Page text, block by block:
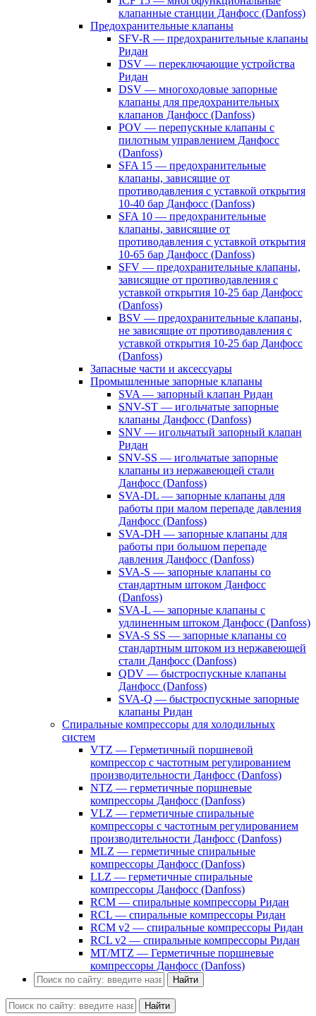
клапанные станции Данфосс (Danfoss)
Предохранительные клапаны
SFV-R — предохранительные клапаны
Ридан
DSV — переключающие устройства
Ридан
DSV — многоходовые запорные
клапаны для предохранительных
клапанов Данфосс (Danfoss)
POV — перепускные клапаны с
пилотным управлением Данфосс
(Danfoss)
SFA 15 — предохранительные
клапаны, зависящие от
противодавления с уставкой открытия
10-40 бар Данфосс (Danfoss)
SFA 10 — предохранительные
клапаны, зависящие от
противодавления с уставкой открытия
10-65 бар Данфосс (Danfoss)
SFV — предохранительные клапаны,
зависящие от противодавления с
уставкой открытия 10-25 бар Данфосс
(Danfoss)
BSV — предохранительные клапаны,
не зависящие от противодавления с
уставкой открытия 10-25 бар Данфосс
(Danfoss)
Запасные части и аксессуары
Промышленные запорные клапаны
SVA — запорный клапан Ридан
SNV-ST — игольчатые запорные
клапаны Данфосс (Danfoss)
SNV — игольчатый запорный клапан
Ридан
SNV-SS — игольчатые запорные
клапаны из нержавеющей стали
Данфосс (Danfoss)
SVA-DL — запорные клапаны для
работы при малом перепаде давления
Данфосс (Danfoss)
SVA-DH — запорные клапаны для
работы при большом перепаде
давления Данфосс (Danfoss)
SVA-S — запорные клапаны со
стандартным штоком Данфосс
(Danfoss)
SVA-L — запорные клапаны с
удлиненным штоком Данфосс (Danfoss)
SVA-S SS — запорные клапаны со
стандартным штоком из нержавеющей
стали Данфосс (Danfoss)
QDV — быстроспускные клапаны
Данфосс (Danfoss)
SVA-Q — быстроспускные запорные
клапаны Ридан
Спиральные компрессоры для холодильных
систем
VTZ — Герметичный поршневой
компрессор с частотным регулированием
производительности Данфосс (Danfoss)
NTZ — герметичные поршневые
компрессоры Данфосс (Danfoss)
VLZ — герметичные спиральные
компрессоры с частотным регулированием
производительности Данфосс (Danfoss)
MLZ — герметичные спиральные
компрессоры Данфосс (Danfoss)
LLZ — герметичные спиральные
компрессоры Данфосс (Danfoss)
RCM — спиральные компрессоры Ридан
RCL — спиральные компрессоры Ридан
RCM v2 — спиральные компрессоры Ридан
RCL v2 — спиральные компрессоры Ридан
MT/MTZ — Герметичные поршневые
компрессоры Данфосс (Danfoss)
Найти
Найти